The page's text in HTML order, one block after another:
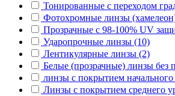
Тонированные с переходом
Фотохромные линзы
Прозрачные с 98-100% UV
Ударопрочные линзы (10)
Лентикулярные линзы (2)
Белые (прозрачные) линзы без
линзы с покрытием
Линзы с покрытием среднего